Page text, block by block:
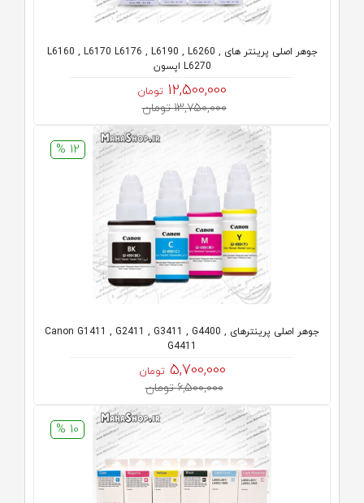
جوهر اصلی پرینتر های L6160 , L6170 L6176 , L6190 , L6260 ,
L6270 اپسون
12,500,000 تومان
13,750,000 تومان
12 %
جوهر اصلی پرینترهای Canon G1411 , G2411 , G3411 , G4400 ,
G4411
5,700,000 تومان
6,500,000 تومان
10 %